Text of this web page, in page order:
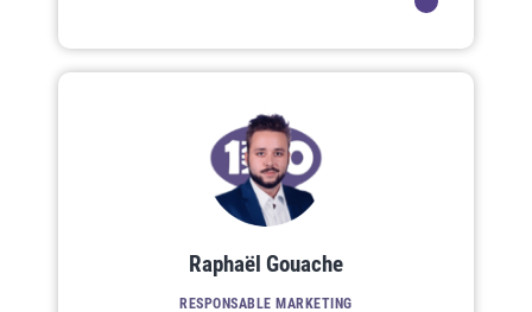
Raphaël Gouache
RESPONSABLE MARKETING